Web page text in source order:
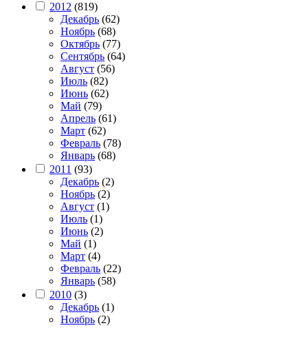
2012 (819)
Декабрь (62)
Ноябрь (68)
Октябрь (77)
Сентябрь (64)
Август (56)
Июль (82)
Июнь (62)
Май (79)
Апрель (61)
Март (62)
Февраль (78)
Январь (68)
2011 (93)
Декабрь (2)
Ноябрь (2)
Август (1)
Июль (1)
Июнь (2)
Май (1)
Март (4)
Февраль (22)
Январь (58)
2010 (3)
Декабрь (1)
Ноябрь (2)